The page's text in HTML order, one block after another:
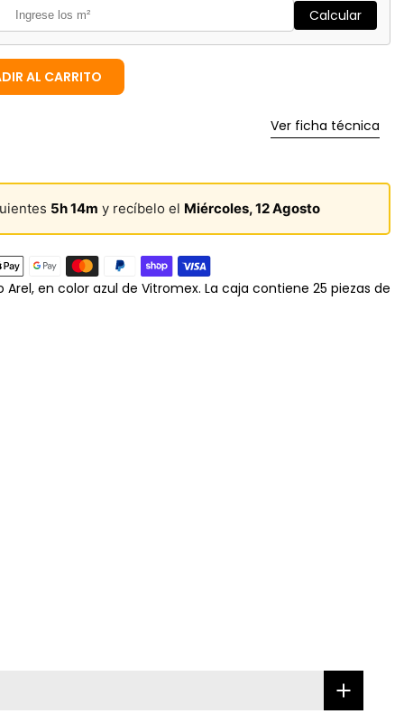
Calcular
AL CARRITO
Ver ficha técnica
5h 14m y recíbelo el Miércoles, 12 Agosto
en color azul de Vitromex. La caja contiene 25 piezas de